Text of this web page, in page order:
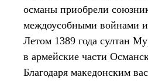
османы приобрели
междоусобными войнами
Летом 1389 года султан
в армейские части
Благодаря македонским